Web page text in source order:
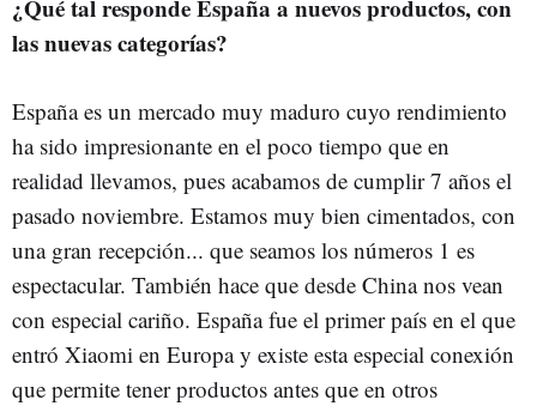
¿Qué tal responde España a nuevos productos, con
las nuevas categorías?
España es un mercado muy maduro cuyo rendimiento
ha sido impresionante en el poco tiempo que en
realidad llevamos, pues acabamos de cumplir 7 años el
pasado noviembre. Estamos muy bien cimentados, con
una gran recepción... que seamos los números 1 es
espectacular. También hace que desde China nos vean
con especial cariño. España fue el primer país en el que
entró Xiaomi en Europa y existe esta especial conexión
que permite tener productos antes que en otros